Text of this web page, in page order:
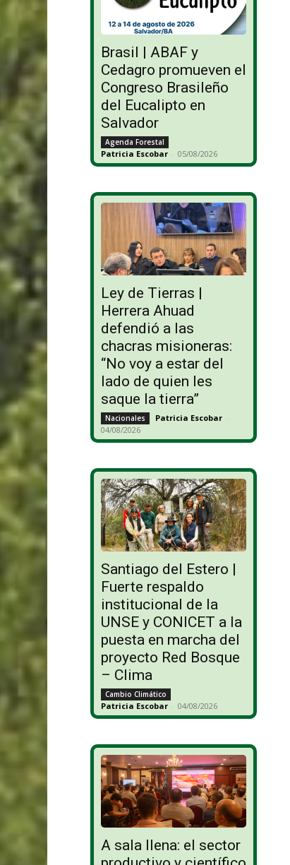
Brasil | ABAF y
Cedagro promueven el
Congreso Brasileño
del Eucalipto en
Salvador
Agenda Forestal
Patricia Escobar - 05/08/2026
Ley de Tierras |
Herrera Ahuad
defendió a las
chacras misioneras:
“No voy a estar del
lado de quien les
saque la tierra”
Nacionales Patricia Escobar -
04/08/2026
Santiago del Estero |
Fuerte respaldo
institucional de la
UNSE y CONICET a la
puesta en marcha del
proyecto Red Bosque
– Clima
Cambio Climático
Patricia Escobar - 04/08/2026
A sala llena: el sector